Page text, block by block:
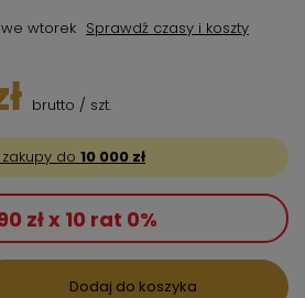
we wtorek Sprawdź czasy i koszty
brutto / szt.
do 10 000 zł
zł x 10 rat 0%
Dodaj do koszyka